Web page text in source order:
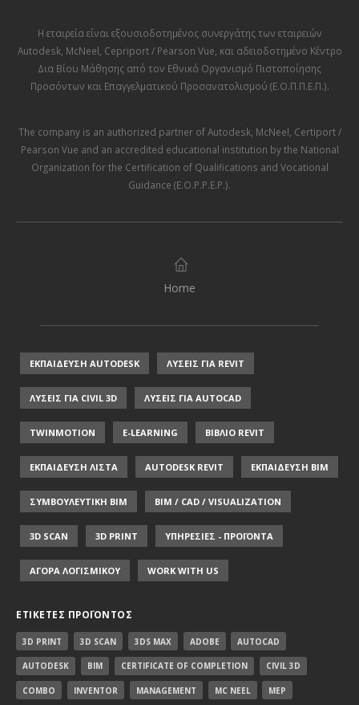
Η εταιρεία είναι εξουσιοδοτημένος συνεργάτης των εταιρειών
Autodesk, McNeel Cepriport / Pearson Vue , και αδειοδοτημένο Κέντρο
Δια Βίου Μάθησης από τον Εθνικό Οργανισμό Πιστοποίησης
Προσόντων και Επαγγελματικού Προσανατολισμού (Ε.Ο.Π.Π.Ε.Π.).
The company is an authorized partner ofAutodesk, McNeel Certiport /
Pearson Vue and an accredited educational institution by the National
Organization for the Certification of Qualifications and Vocational
Guidance (E.O.P.P.E.P.).
Home
ΕΚΠΑΙΔΕΥΣΗ AUTODESK ΛΥΣΕΙΣ ΓΙΑ REVIT
ΛΥΣΕΙΣ ΓΙΑ CIVIL 3D ΛΥΣΕΙΣ ΓΙΑ AUTOCAD
TWINMOTION E-LEARNING ΒΙΒΛΙΟ REVIT
ΕΚΠΑΙΔΕΥΣΗ ΛΙΣΤΑ AUTODESK REVIT ΕΚΠΑΙΔΕΥΣΗ ΒΙΜ
ΣΥΜΒΟΥΛΕΥΤΙΚΗ ΒΙΜ BIM / CAD / VISUALIZATION
3D SCAN 3D PRINT ΥΠΗΡΕΣΙΕΣ - ΠΡΟΪΟΝΤΑ
ΑΓΟΡΑ ΛΟΓΙΣΜΙΚΟΥ WORK WITH US
ΕΤΙΚΈΤΕΣ ΠΡΟΪΌΝΤΟΣ
3D PRINT 3D SCAN 3DS MAX ADOBE AUTOCAD
AUTODESK BIM CERTIFICATE OF COMPLETION CIVIL 3D
COMBO INVENTOR MANAGEMENT MC NEEL MEP